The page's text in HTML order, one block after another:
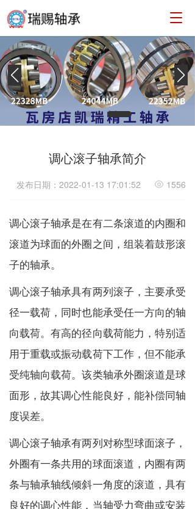
T
g
g
l
e
n
a
i
o
调心滚子轴承简介
发布日期：2022-01-13 17:01:52 1556
调心滚子轴承是在有二条滚道的内圈和
滚道为球面的外圈之间，组装着鼓形滚
子的轴承。
调心滚子轴承具有两列滚子，主要承受
径一载荷，同时也能承受任一方向的轴
向载荷。有高的径向载荷能力，特别适
用于重载或振动载荷下工作，但不能承
受纯轴向载荷。该类轴承外圈滚道是球
面形，故其调心性能良好，能补偿同轴
度误差。
调心滚子轴承有两列对称型球面滚子，
外圈有一条共用的球面滚道，内圈有两
条与轴承轴线倾斜一角度的滚道，具有
良好的调心性能，当轴受力弯曲或安装